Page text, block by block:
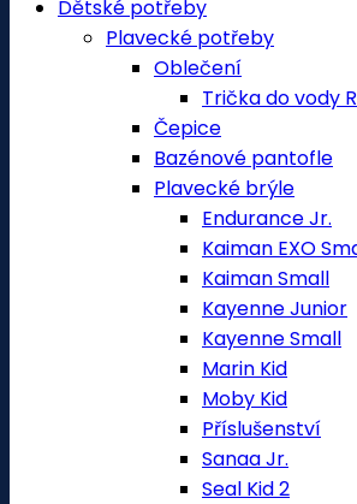
Dětské potřeby
Plavecké potřeby
Oblečení
Trička do vody
Čepice
Bazénové pantofle
Plavecké brýle
Endurance Jr.
Kaiman EXO
Kaiman Small
Kayenne Junior
Kayenne Small
Marin Kid
Moby Kid
Příslušenství
Sanaa Jr.
Seal Kid 2